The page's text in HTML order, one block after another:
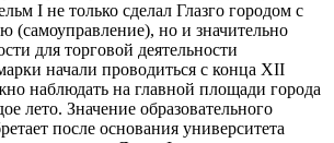
I не только сделал Глазго городом с
(самоуправление), но и значительно
для торговой деятельности
начали проводиться с конца XII
наблюдать на главной площади города
лето. Значение образовательного
после основания университета